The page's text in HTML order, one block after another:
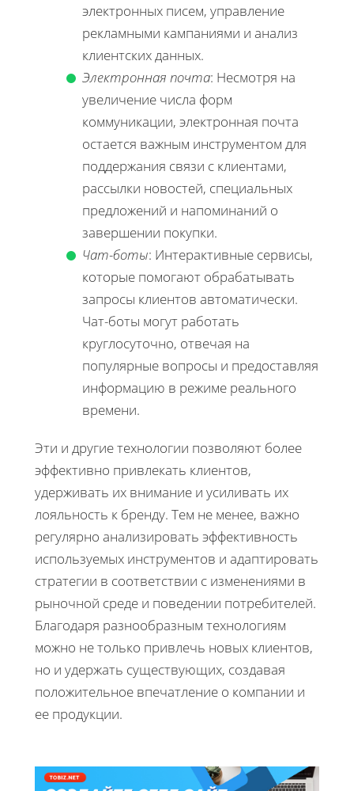
электронных писем, управление
рекламными кампаниями и анализ
клиентских данных.
Электронная почта: Несмотря на
увеличение числа форм
коммуникации, электронная почта
остается важным инструментом для
поддержания связи с клиентами,
рассылки новостей, специальных
предложений и напоминаний о
завершении покупки.
Чат-боты: Интерактивные сервисы,
которые помогают обрабатывать
запросы клиентов автоматически.
Чат-боты могут работать
круглосуточно, отвечая на
популярные вопросы и предоставляя
информацию в режиме реального
времени.
Эти и другие технологии позволяют более
эффективно привлекать клиентов,
удерживать их внимание и усиливать их
лояльность к бренду. Тем не менее, важно
регулярно анализировать эффективность
используемых инструментов и адаптировать
стратегии в соответствии с изменениями в
рыночной среде и поведении потребителей.
Благодаря разнообразным технологиям
можно не только привлечь новых клиентов,
но и удержать существующих, создавая
положительное впечатление о компании и
ее продукции.